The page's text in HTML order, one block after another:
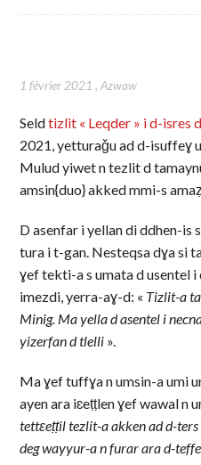
1 février 2021 ,Azwaw
Seldtizlit « Leqder » i d-isres
2021, yetturaǧu ad d-isuffeɣ
Mulud yiwet n tezlit d
amsin{duo} akked mmi-s
D asenfar i yellan di ddhen-is
tura i t-gan. Nesteqsa dɣa si
ɣef tekti-a s umata d usentel
imezdi, yerra-aɣ-d: « Tizlit-a
Minig. Ma yella d asentel i
yizerfan d tlelli ».
Ma ɣef tuffɣa n umsin-a umi
ayen ara iɛeṭṭlen ɣef wawal n
tettɛeṭṭil tezlit-a akken ad d-
deg wayyur-a n furar ara d-